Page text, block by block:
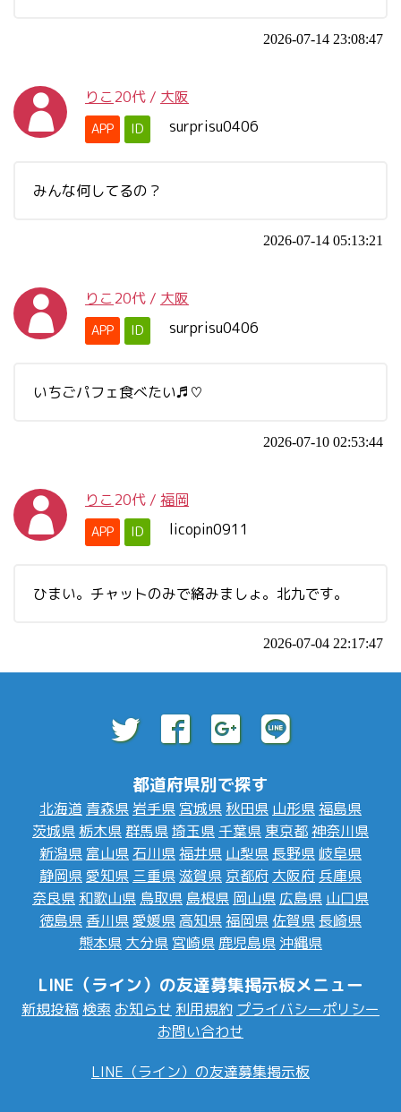
2026-07-14 23:08:47
りこ20代 / 大阪
APP ID surprisu0406
みんな何してるの？
2026-07-14 05:13:21
りこ20代 / 大阪
APP ID surprisu0406
いちごパフェ食べたい♬︎♡
2026-07-10 02:53:44
りこ20代 / 福岡
APP ID licopin0911
ひまい。チャットのみで絡みましょ。北九です。
2026-07-04 22:17:47
都道府県別で探す
北海道 青森県 岩手県 宮城県 秋田県 山形県福島県
茨城県 栃木県群馬県埼玉県 千葉県 東京都神奈川県
新潟県 富山県 石川県福井県 山梨県 長野県 岐阜県
静岡県愛知県 三重県滋賀県 京都府 大阪府 兵庫県
奈良県 和歌山県 鳥取県 島根県 岡山県 広島県 山口県
徳島県 香川県愛媛県 高知県福岡県 佐賀県 長崎県
熊本県 大分県 宮崎県 鹿児島県 沖縄県
LINE（ライン）の友達募集掲示板メニュー
新規投稿 検索 お知らせ 利用規約 プライバシーポリシー
お問い合わせ
LINE（ライン）の友達募集掲示板